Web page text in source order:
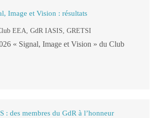
Image et Vision : résultats
EEA, GdR IASIS, GRETSI
« Signal, Image et Vision » du Club
: des membres du GdR à l’honneur